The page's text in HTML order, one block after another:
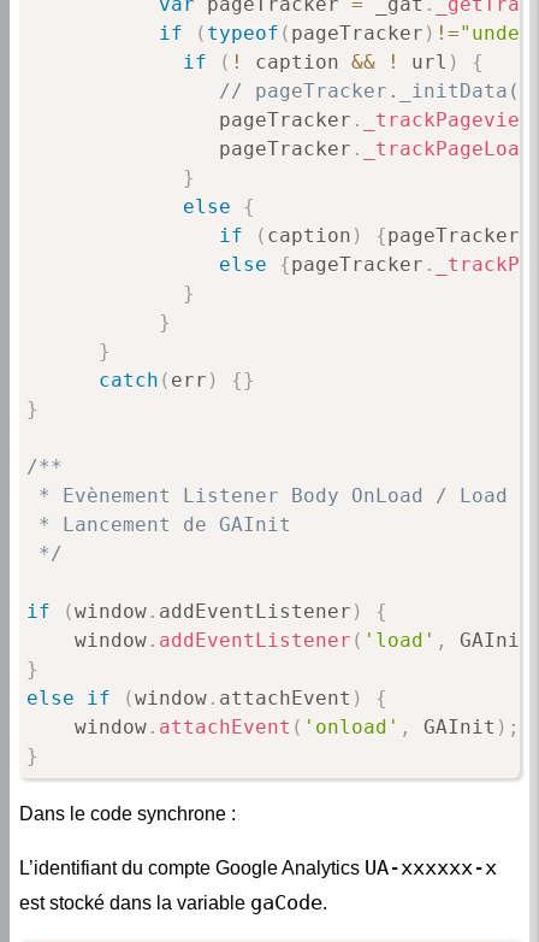
if
( typeof ( pageTracker ) !=
if
( ! caption && ! url )
{
//
                pageTracker
. _trackPageview
                pageTracker
.
}
else
{
if
( caption ) {pageTracker
else
{pageTracker .
}
}
}
catch ( err ) {}
}
/**
* Evènement Listener Body OnLoad / Load
* Lancement de GAInit
*/
if (window. addEventListener )
{
    window
. addEventListener ( 'load' , GAInit
}
else
if (window. attachEvent )
{
    window
. attachEvent ( 'onload' , GAInit ) ;
}
Dans le code synchrone :
L’identifiant du compte Google Analytics UA-xxxxxx-x
est stocké dans la variable gaCode.